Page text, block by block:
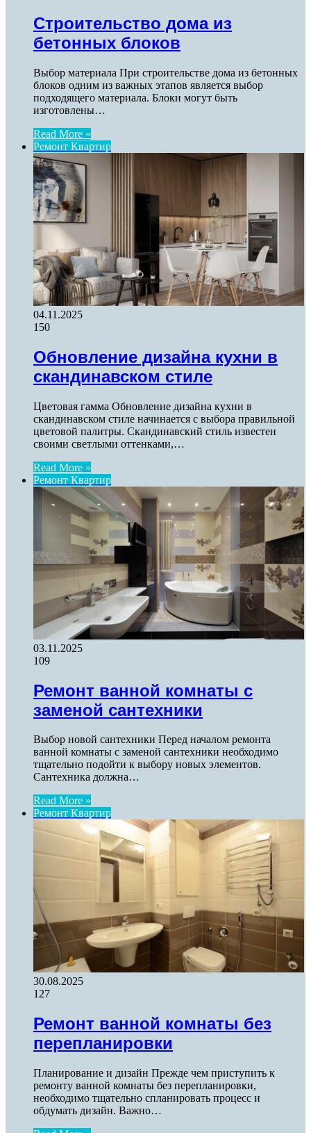
Строительство дома из
бетонных блоков
Выбор материала При строительстве дома из бетонных
блоков одним из важных этапов является выбор
подходящего материала. Блоки могут быть
изготовлены…
Read More »
Ремонт Квартир
04.11.2025
150
Обновление дизайна кухни в
скандинавском стиле
Цветовая гамма Обновление дизайна кухни в
скандинавском стиле начинается с выбора правильной
цветовой палитры. Скандинавский стиль известен
своими светлыми оттенками,…
Read More »
Ремонт Квартир
03.11.2025
109
Ремонт ванной комнаты с
заменой сантехники
Выбор новой сантехники Перед началом ремонта
ванной комнаты с заменой сантехники необходимо
тщательно подойти к выбору новых элементов.
Сантехника должна…
Read More »
Ремонт Квартир
30.08.2025
127
Ремонт ванной комнаты без
перепланировки
Планирование и дизайн Прежде чем приступить к
ремонту ванной комнаты без перепланировки,
необходимо тщательно спланировать процесс и
обдумать дизайн. Важно…